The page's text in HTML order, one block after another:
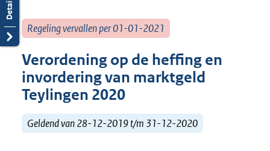
Regeling vervallen per 01-01-2021
Verordening op de heffing en
invordering van marktgeld
Teylingen 2020
Geldend van 28-12-2019 t/m 31-12-2020